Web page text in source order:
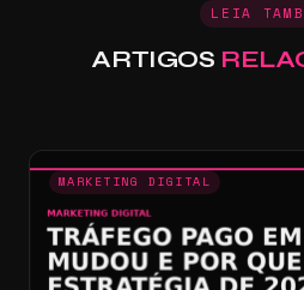
LEIA
ARTIGOS
MARKETING DIGITAL